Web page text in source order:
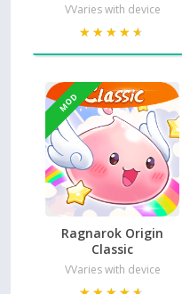
VVaries with device
★★★★★
★★★★★
MOD
Ragnarok Origin
Classic
VVaries with device